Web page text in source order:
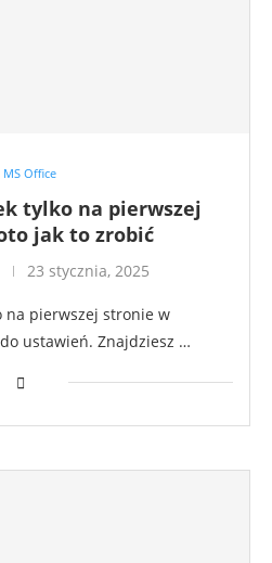
MS Office
tylko na pierwszej
jak to zrobić
23 stycznia, 2025
na pierwszej stronie w
ustawień. Znajdziesz …